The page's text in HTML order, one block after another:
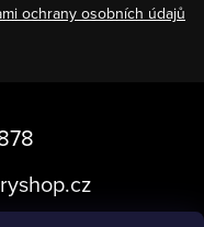
ochrany osobních údajů